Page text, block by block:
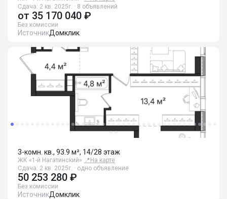
Сдача: 2 кв. 2025г. · 8 объявлений
от 35 170 040 ₽
Без комиссии
ИсточникДомклик
3-комн. кв., 93.9 м², 14/28 этаж
ЖК «1-й Нагатинский» 📍 На карте
Сдача: 2 кв. 2025г. · одно объявление
50 253 280 ₽
Без комиссии
ИсточникДомклик